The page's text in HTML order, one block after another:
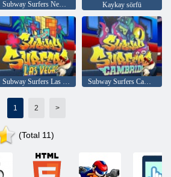
Subway Surfers New York Kaykay sörfü
1 2 >
(Total 11)